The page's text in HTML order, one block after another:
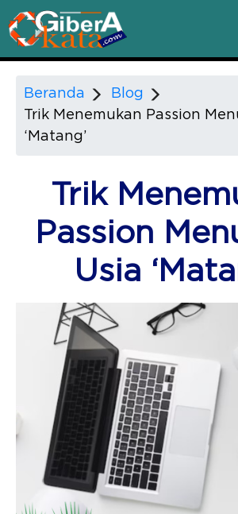
Beranda
Blog
Trik Menemukan Passion
‘Matang’
Trik
Passion
Usia